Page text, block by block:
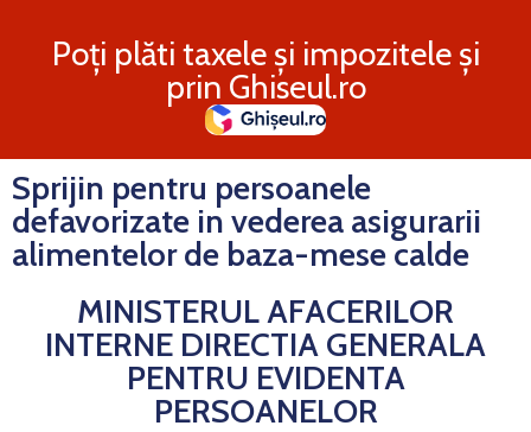
Poți plăti taxele și impozitele și
prin Ghiseul.ro
Sprijin pentru persoanele
defavorizate in vederea asigurarii
alimentelor de baza-mese calde
MINISTERUL AFACERILOR
INTERNE DIRECTIA GENERALA
PENTRU EVIDENTA
PERSOANELOR